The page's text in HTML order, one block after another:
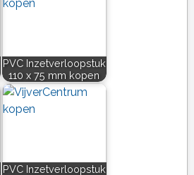
PVC Inzetverloopstuk
110 x 75 mm kopen
PVC Inzetverloopstuk